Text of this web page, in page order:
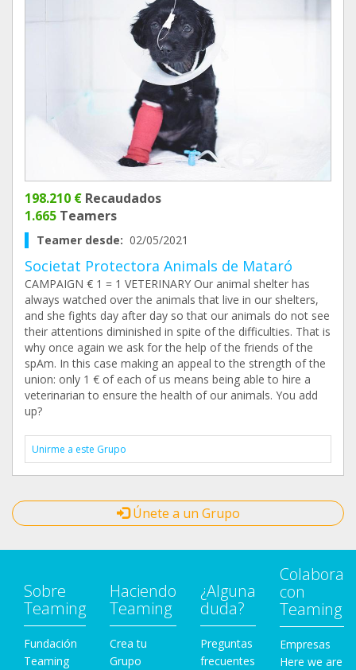
198.210 € Recaudados
1.665 Teamers
Teamer desde: 02/05/2021
Societat Protectora Animals de Mataró
CAMPAIGN € 1 = 1 VETERINARY Our animal shelter has
always watched over the animals that live in our shelters,
and she fights day after day so that our animals do not see
their attentions diminished in spite of the difficulties. That is
why once again we ask for the help of the friends of the
spAm. In this case making an appeal to the strength of the
union: only 1 € of each of us means being able to hire a
veterinarian to ensure the health of our animals. You add
up?
Unirme a este Grupo
Únete a un Grupo
Sobre
Teaming
Fundación
Teaming
Haciendo
Teaming
Crea tu
Grupo
¿Alguna
duda?
Preguntas
frecuentes
Colabora
con
Teaming
Empresas
Here we are